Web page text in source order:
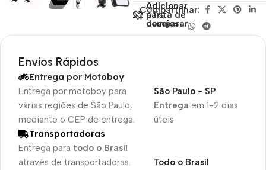
Adicionar
para
comparar
Adicionar
à lista de
desejos
Compartilhar:
Envios Rápidos
Entrega por Motoboy
Entrega por motoboy para
várias regiões de São Paulo,
mediante o CEP de entrega.
Entrega em 1-2 dias
úteis
São Paulo - SP
Transportadoras
Entrega para todo o Brasil
através de transportadoras.
Todo o Brasil